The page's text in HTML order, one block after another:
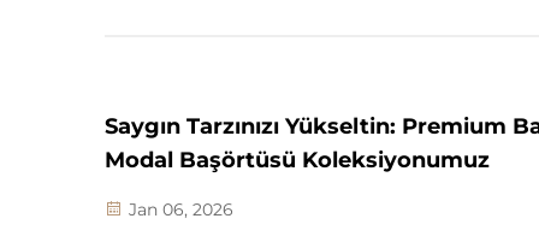
Saygın Tarzınızı Yükseltin: Premium
Modal Başörtüsü Koleksiyonumuz
Jan 06, 2026